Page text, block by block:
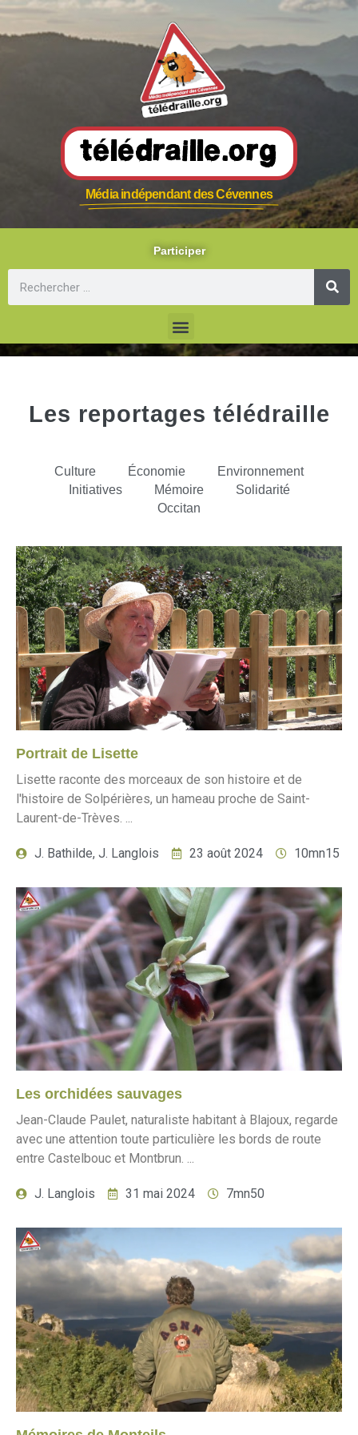
Télédraille.org
Média indépendant des Cévennes
Participer
Les reportages télédraille
Culture Économie
Environnement
Initiatives
Mémoire
Solidarité
Occitan
Portrait de Lisette
Lisette raconte des morceaux de son histoire et de
l'histoire de Solpérières, un hameau proche de Saint-
Laurent-de-Trèves. ...
J. Bathilde, J. Langlois 23 août 2024 10mn15
Les orchidées sauvages
Jean-Claude Paulet, naturaliste habitant à Blajoux, regarde
avec une attention toute particulière les bords de route
entre Castelbouc et Montbrun. ...
J. Langlois 31 mai 2024 7mn50